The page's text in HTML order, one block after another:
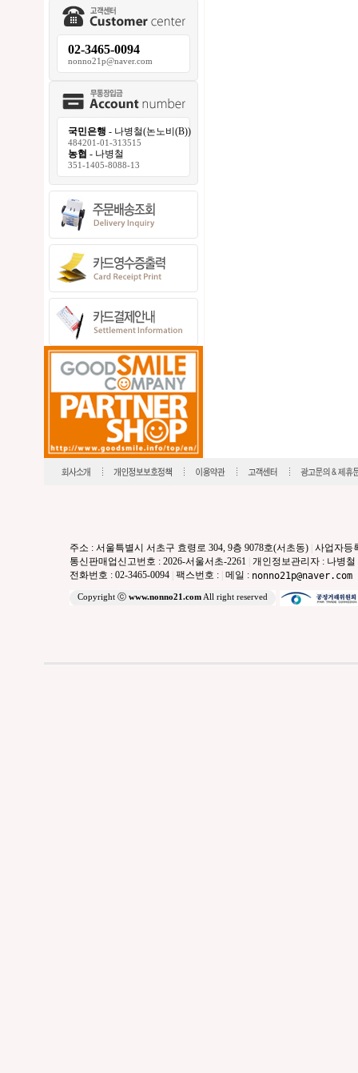
02-3465-0094
nonno21p@naver.com
국민은행 - 나병철(논노비(B))
484201-01-313515
농협 - 나병철
351-1405-8088-13
주소 : 서울특별시 서초구 효령로 304, 9층 9078호(서초동) 사업자등
통신판매업신고번호 : 2026-서울서초-2261 개인정보관리자 : 나병철
전화번호 : 02-3465-0094 팩스번호 : 메일 : nonno21p@naver.com
Copyright ⓒ www.nonno21.comAll right reserved